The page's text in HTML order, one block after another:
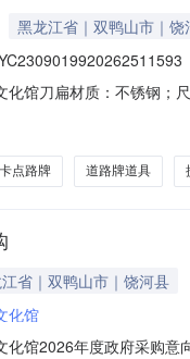
黑龙江省｜双鸭山市｜饶
化馆刀扁材质：不锈钢；
道路牌道具铝合金*10个
点路牌 道路牌道具
省｜双鸭山市｜饶河县
化馆
化馆2026年度政府采购意